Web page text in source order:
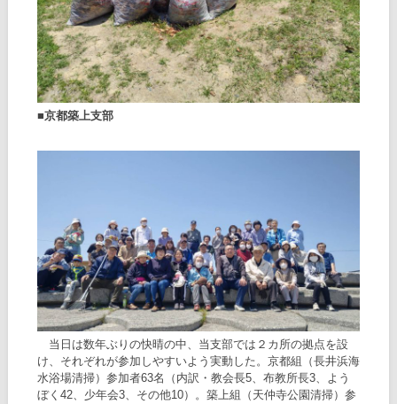
■京都築上支部
当日は数年ぶりの快晴の中、当支部では２カ所の拠点を設
け、それぞれが参加しやすいよう実動した。京都組（長井浜海
水浴場清掃）参加者63名（内訳・教会長5、布教所長3、よう
ぼく42、少年会3、その他10）。築上組（天仲寺公園清掃）参